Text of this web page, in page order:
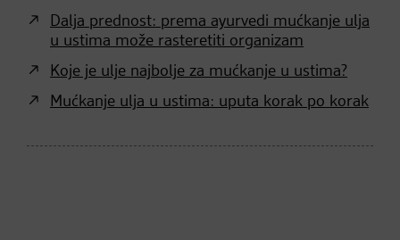
Dalja prednost: prema ayurvedi mućkanje ulja
u ustima može rasteretiti organizam
Koje je ulje najbolje za mućkanje u ustima?
Mućkanje ulja u ustima: uputa korak po korak